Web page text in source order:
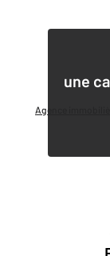
Agence
une